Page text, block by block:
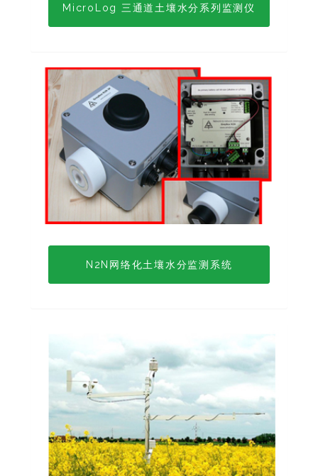
MicroLog 三通道土壤水分系列监测仪
N2N网络化土壤水分监测系统